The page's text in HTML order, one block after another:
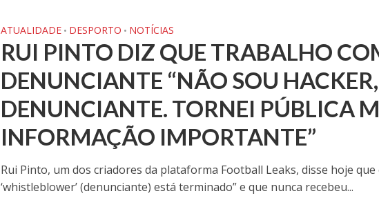
ATUALIDADE • DESPORTO • NOTÍCIAS
RUI PINTO DIZ QUE TRABALHO
DENUNCIANTE “NÃO SOU
DENUNCIANTE. TORNEI PÚBLICA
INFORMAÇÃO IMPORTANTE”
Rui Pinto, um dos criadores da plataforma Football Leaks, disse hoje
‘whistleblower’ (denunciante) está terminado” e que nunca recebeu...